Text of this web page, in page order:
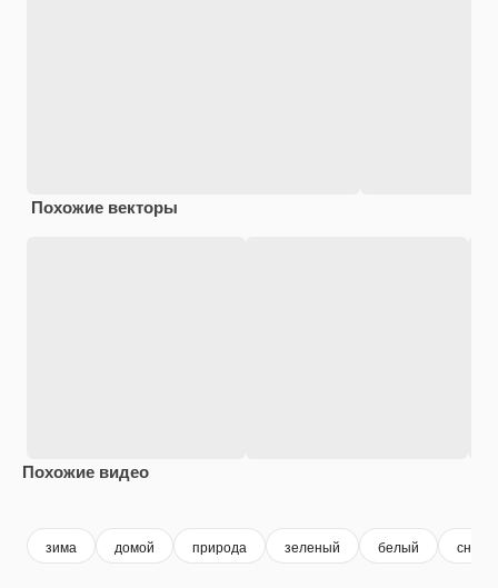
Похожие векторы
Похожие видео
зима домой природа зеленый белый